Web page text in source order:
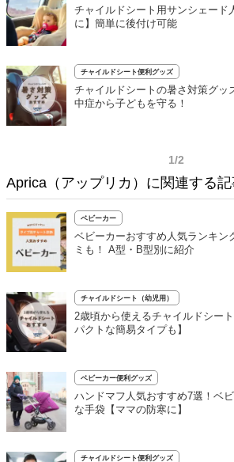
チャイルドシート用サンシェード
に】簡単に後付け可能
チャイルドシート便利グッズ
チャイルドシートの暑さ対策グッ
中症から子どもを守る！
1/2
Aprica（アップリカ）に関連する
ベビーカー
ベビーカーおすすめ人気ランキン
ミも！ A型・B型別に紹介
チャイルドシート（幼児用）
2歳頃から使えるチャイルドシー
パクトな簡易タイプも】
ベビーカー便利グッズ
ハンドマフ人気おすすめ7選！ベ
な手袋【ママの防寒に】
チャイルドシート便利グッズ